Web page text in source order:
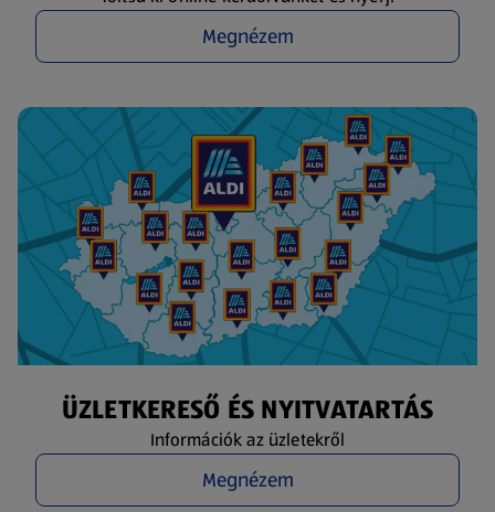
Megnézem
ÜZLETKERESŐ ÉS NYITVATARTÁS
Információk az üzletekről
Megnézem